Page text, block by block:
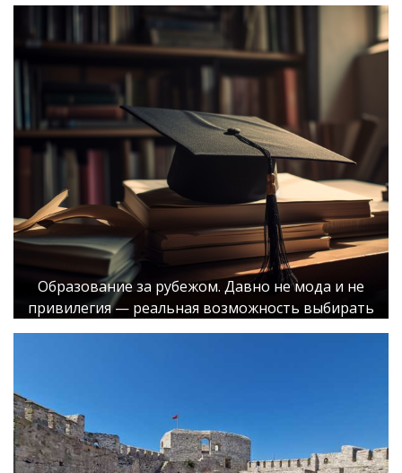
Образование за рубежом. Давно не мода и не
привилегия — реальная возможность выбирать